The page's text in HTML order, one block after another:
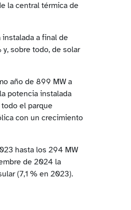
la central térmica de
a final de
sobre todo, de solar
año de 899 MW a
potencia instalada
el parque
con un crecimiento
hasta los 294 MW
de 2024 la
(7,1 % en 2023).